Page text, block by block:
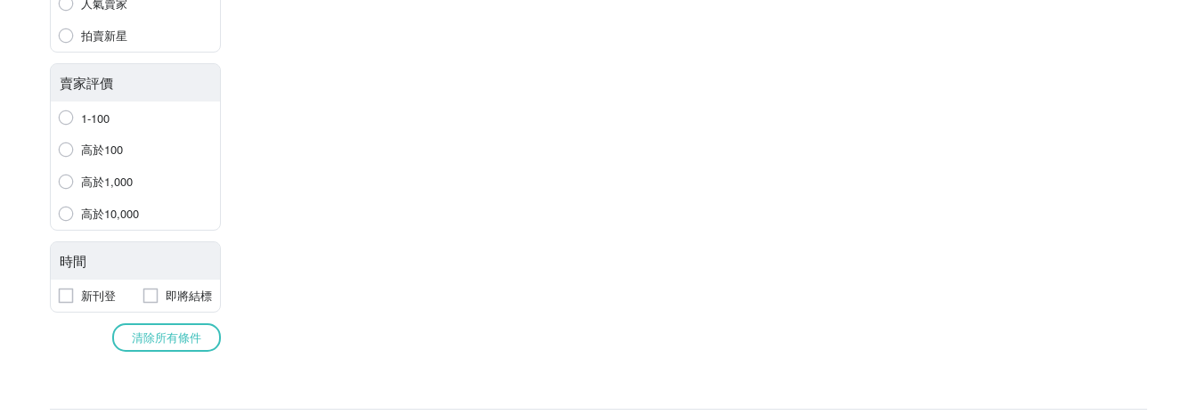
拍賣新星
賣家評價
1-100
高於100
高於1,000
高於10,000
時間
新刊登 即將結標
清除所有條件